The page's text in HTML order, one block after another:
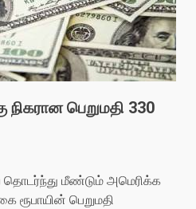
பெறுமதி 330
தொடர்ந்து மீண்டும் அமெரிக்க
ரூபாயின் பெறுமதி